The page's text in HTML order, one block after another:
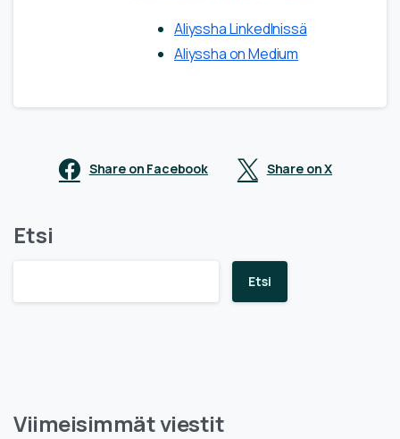
Aliyssha LinkedInissä
Aliyssha on Medium
Share on Facebook Share on X
Etsi
Etsi
Viimeisimmät viestit